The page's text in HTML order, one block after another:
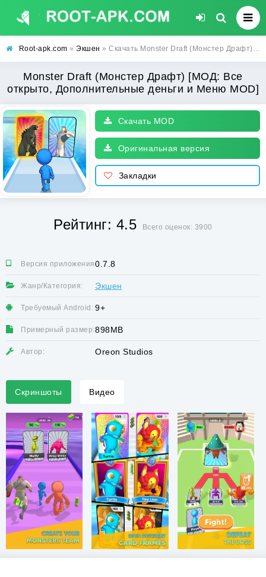
Root-apk.com » Экшен » Скачать Monster Draft (Монстер Драфт) [МОД: Все открыто, Дополнительные деньги и Меню MOD] | Взлом Monster Draft на Андроид
Monster Draft (Монстер Драфт) [МОД: Все
открыто, Дополнительные деньги и Меню MOD]
Скачать MOD
Оригинальная версия
Закладки
Рейтинг: 4.5 Всего оценок: 3900
Версия приложения:0.7.8
Жанр/Категория: Экшен
Требуемый Android: 9+
Примерный размер:898MB
Автор: Oreon Studios
Скриншоты Видео